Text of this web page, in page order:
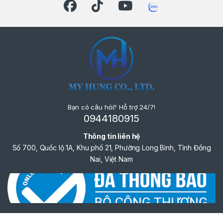
Bạn có câu hỏi? Hỗ trợ 24/7!
0944180915
Thông tin liên hệ
Số 700, Quốc lộ 1A, Khu phố 21, Phường Long Bình, Tỉnh Đồng
Nai, Việt Nam